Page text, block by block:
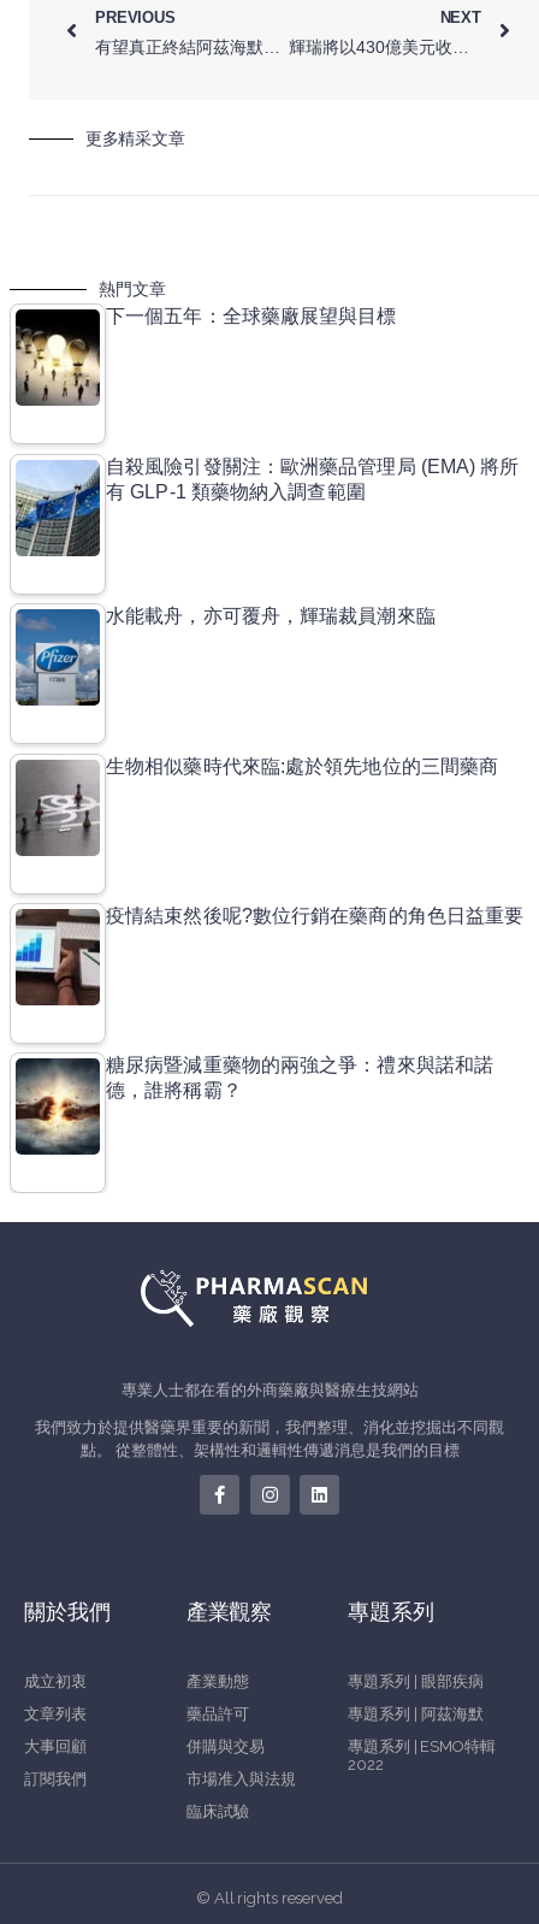
PREVIOUS
有望真正終結阿茲海默症的「新藥荒」: Lecanemab獲FDA優先審查
NEXT
輝瑞將以430億美元收購生技公司Seagen，擴大其癌症產品組合
更多精采文章
熱門文章
下一個五年：全球藥廠展望與目標
自殺風險引發關注：歐洲藥品管理局 (EMA) 將所
有 GLP-1 類藥物納入調查範圍
水能載舟，亦可覆舟，輝瑞裁員潮來臨
生物相似藥時代來臨:處於領先地位的三間藥商
疫情結束然後呢?數位行銷在藥商的角色日益重要
糖尿病暨減重藥物的兩強之爭：禮來與諾和諾
德，誰將稱霸？
專業人士都在看的外商藥廠與醫療生技網站
我們致力於提供醫藥界重要的新聞，我們整理、消化並挖掘出不同觀
點。 從整體性、架構性和邏輯性傳遞消息是我們的目標
關於我們
成立初衷
文章列表
大事回顧
訂閱我們
產業觀察
產業動態
藥品許可
併購與交易
市場准入與法規
臨床試驗
專題系列
專題系列 | 眼部疾病
專題系列 | 阿茲海默
專題系列 | ESMO特輯
2022
© All rights reserved